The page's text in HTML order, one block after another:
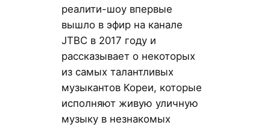
реалити-шоу впервые
вышло в эфир на канале
JTBC в 2017 году и
рассказывает о некоторых
из самых талантливых
музыкантов Кореи, которые
исполняют живую уличную
музыку в незнакомых